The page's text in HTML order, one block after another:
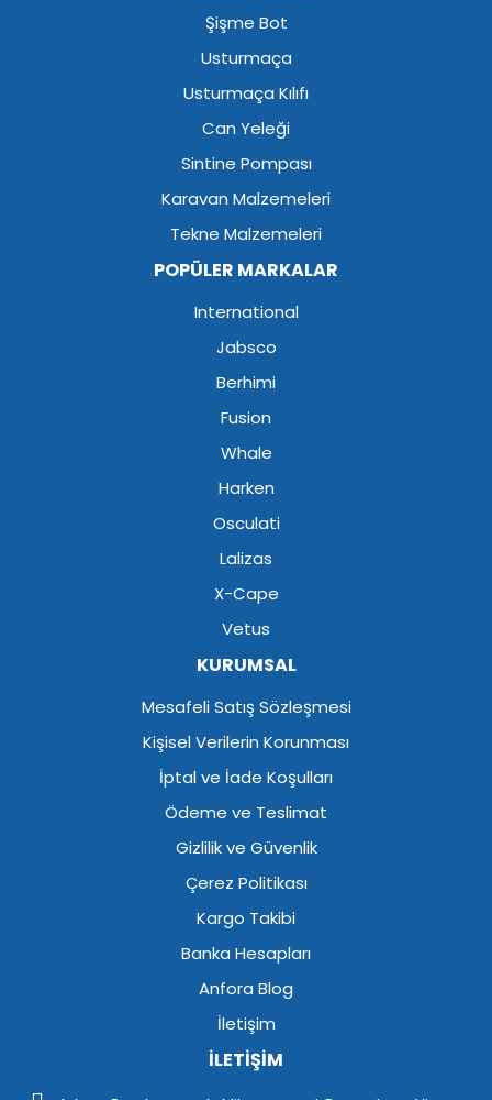
Şişme Bot
Usturmaça
Usturmaça Kılıfı
Can Yeleği
Sintine Pompası
Karavan Malzemeleri
Tekne Malzemeleri
POPÜLER MARKALAR
International
Jabsco
Berhimi
Fusion
Whale
Harken
Osculati
Lalizas
X-Cape
Vetus
KURUMSAL
Mesafeli Satış Sözleşmesi
Kişisel Verilerin Korunması
İptal ve İade Koşulları
Ödeme ve Teslimat
Gizlilik ve Güvenlik
Çerez Politikası
Kargo Takibi
Banka Hesapları
Anfora Blog
İletişim
İLETİŞİM